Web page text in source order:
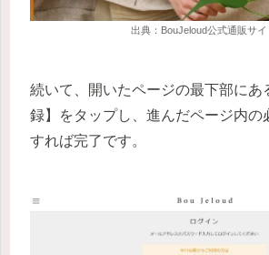
出典：BouJeloud公式通販サイ
続いて、開いたページの最下部にあ
録】をタップし、進んだページ内の
すれば完了です。